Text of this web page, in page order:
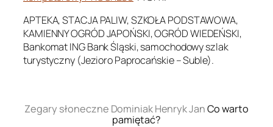
APTEKA, STACJA PALIW, SZKOŁA PODSTAWOWA,
KAMIENNY OGRÓD JAPOŃSKI, OGRÓD WIEDEŃSKI,
Bankomat ING Bank Śląski, samochodowy szlak
turystyczny (Jezioro Paprocańskie – Suble).
Zegary słoneczne Dominiak Henryk JanCo warto
pamiętać?